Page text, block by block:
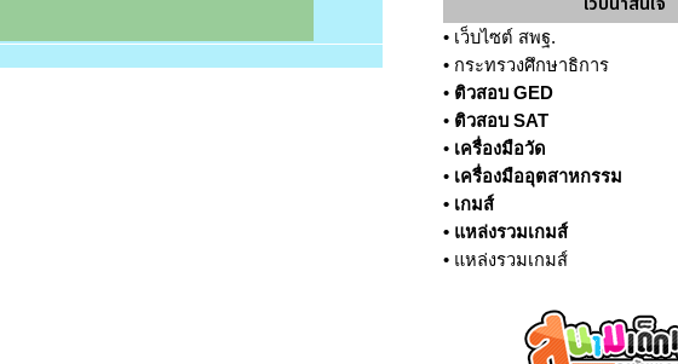
• เว็บไซต์ สพฐ.
• กระทรวงศึกษาธิการ
• ติวสอบ GED
• ติวสอบ SAT
• เครื่องมือวัด
• เครื่องมืออุตสาหกรรม
• เกมส์
• แหล่งรวมเกมส์
• แหล่งรวมเกมส์